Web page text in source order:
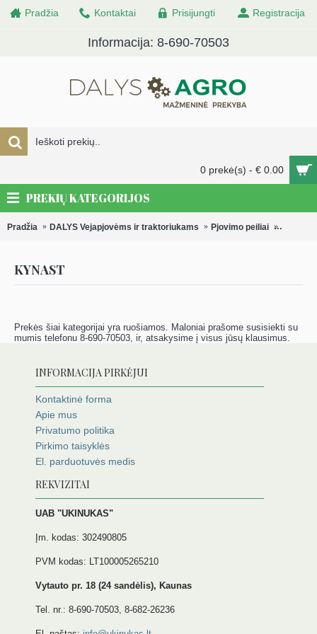
Pradžia Kontaktai Prisijungti Registracija
Informacija: 8-690-70503
0 prekė(s) - € 0.00
PREKIŲ KATEGORIJOS
Pradžia DALYS Vejapjovėms ir traktoriukams Pjovimo peiliai Pjovimo
KYNAST
Prekės šiai kategorijai yra ruošiamos. Maloniai prašome susisiekti su
mumis telefonu 8-690-70503, ir, atsakysime į visus jūsų klausimus.
INFORMACIJA PIRKĖJUI
Kontaktinė forma
Apie mus
Privatumo politika
Pirkimo taisyklės
El. parduotuvės medis
REKVIZITAI
UAB "UKINUKAS"
Įm. kodas: 302490805
PVM kodas: LT100005265210
Vytauto pr. 18 (24 sandėlis), Kaunas
Tel. nr.: 8-690-70503, 8-682-26236